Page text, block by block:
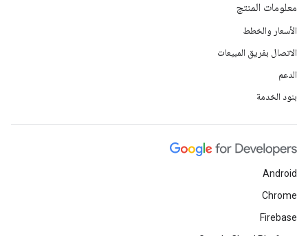
معلومات المنتج
الأسعار والخطط
الاتصال بفريق المبيعات
الدعم
بنود الخدمة
Android
Chrome
Firebase